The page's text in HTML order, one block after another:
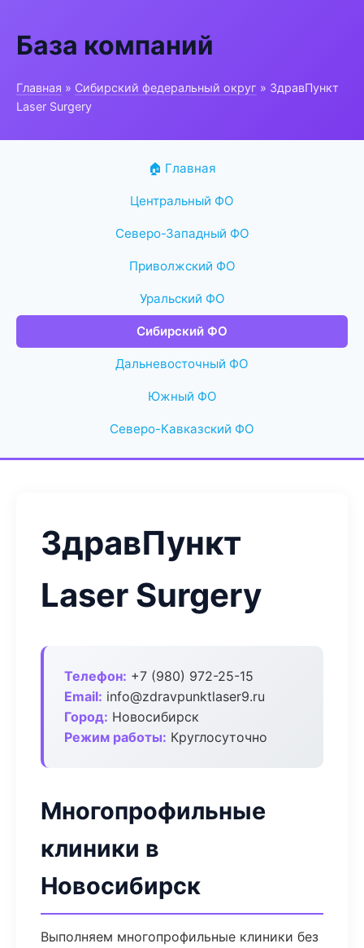
База компаний
Главная » Сибирский федеральный округ » ЗдравПункт
Laser Surgery
🏠 Главная
Центральный ФО
Северо-Западный ФО
Приволжский ФО
Уральский ФО
Сибирский ФО
Дальневосточный ФО
Южный ФО
Северо-Кавказский ФО
ЗдравПункт
Laser Surgery
Телефон: +7 (980) 972-25-15
Email: info@zdravpunktlaser9.ru
Город: Новосибирск
Режим работы: Круглосуточно
Многопрофильные
клиники в
Новосибирск
Выполняем многопрофильные клиники без